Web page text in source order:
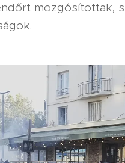
mozgósítottak,